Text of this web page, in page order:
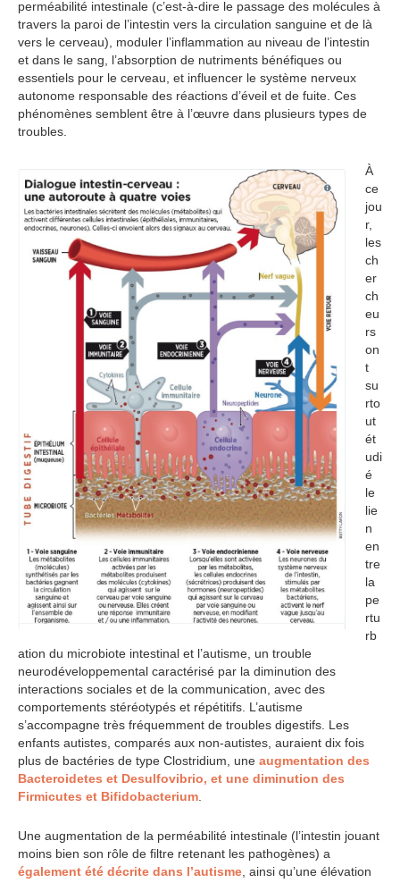
perméabilité intestinale (c’est-à-dire le passage des molécules à
travers la paroi de l’intestin vers la circulation sanguine et de là
vers le cerveau), moduler l’inflammation au niveau de l’intestin
et dans le sang, l’absorption de nutriments bénéfiques ou
essentiels pour le cerveau, et influencer le système nerveux
autonome responsable des réactions d’éveil et de fuite. Ces
phénomènes semblent être à l’œuvre dans plusieurs types de
troubles.
À
ce
jou
r,
les
ch
er
ch
eu
rs
on
t
su
rto
ut
ét
udi
é
le
lie
n
en
tre
la
pe
rtu
rb
ation du microbiote intestinal et l’autisme, un trouble
neurodéveloppemental caractérisé par la diminution des
interactions sociales et de la communication, avec des
comportements stéréotypés et répétitifs. L’autisme
s’accompagne très fréquemment de troubles digestifs. Les
enfants autistes, comparés aux non-autistes, auraient dix fois
plus de bactéries de type Clostridium, une augmentation des
Bacteroidetes et Desulfovibrio, et une diminution des
Firmicutes et Bifidobacterium.
Une augmentation de la perméabilité intestinale (l’intestin jouant
moins bien son rôle de filtre retenant les pathogènes) a
également été décrite dans l’autisme, ainsi qu’une élévation